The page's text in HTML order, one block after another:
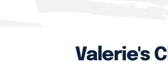
Valerie's